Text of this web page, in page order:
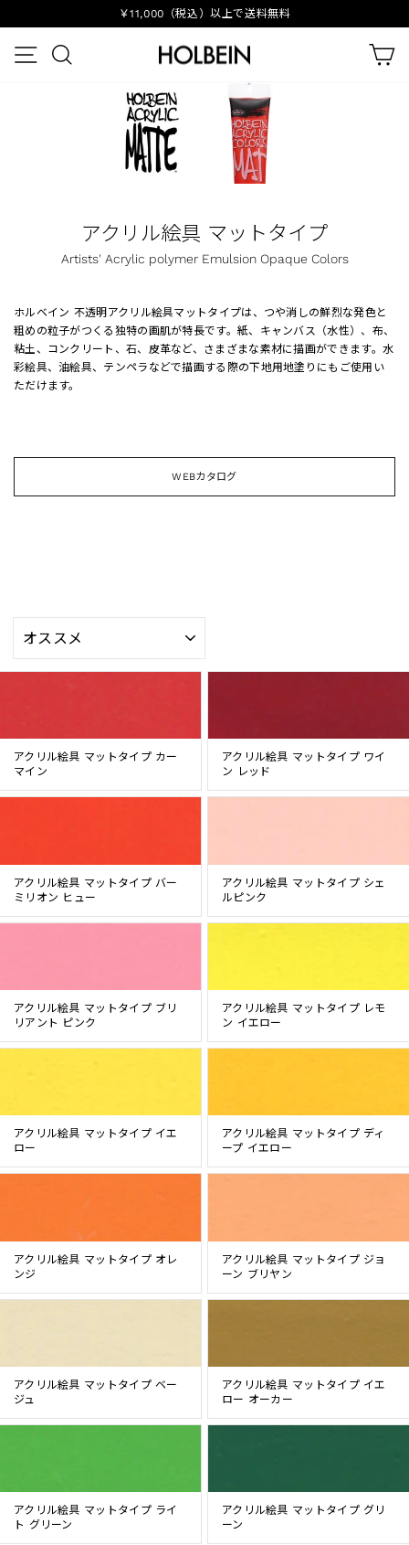
キ
ラ
る
￥11,000（税込）以上で送料無料
アクリル絵具 マットタイプ
Artists' Acrylic polymer Emulsion Opaque Colors
ホルベイン 不透明アクリル絵具マットタイプは、つや消しの鮮烈な発色と
粗めの粒子がつくる独特の画肌が特長です。紙、キャンバス（水性）、布、
粘土、コンクリート、石、皮革など、さまざまな素材に描画ができます。水
彩絵具、油絵具、テンペラなどで描画する際の下地用地塗りにもご使用い
ただけます。
WEBカタログ
アクリル絵具 マットタイプ カー
マイン
アクリル絵具 マットタイプ ワイ
ン レッド
アクリル絵具 マットタイプ バー
ミリオン ヒュー
アクリル絵具 マットタイプ シェ
ルピンク
アクリル絵具 マットタイプ ブリ
リアント ピンク
アクリル絵具 マットタイプ レモ
ン イエロー
アクリル絵具 マットタイプ イエ
ロー
アクリル絵具 マットタイプ ディ
ープ イエロー
アクリル絵具 マットタイプ オレ
ンジ
アクリル絵具 マットタイプ ジョ
ーン ブリヤン
アクリル絵具 マットタイプ ベー
ジュ
アクリル絵具 マットタイプ イエ
ロー オーカー
アクリル絵具 マットタイプ ライ
ト グリーン
アクリル絵具 マットタイプ グリ
ーン